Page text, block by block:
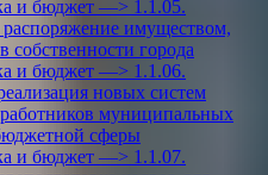
и бюджет —> 1.1.05.
имуществом,
собственности города
и бюджет —> 1.1.06.
новых систем
муниципальных
сферы
и бюджет —> 1.1.07.